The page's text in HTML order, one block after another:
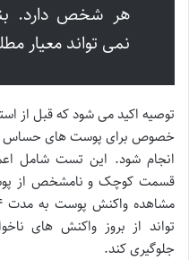
هر شخص دارد.
نمی تواند معیار
توصیه اکید می شود که قبل از
خصوص برای پوست های حساس
انجام شود. این تست شامل
قسمت کوچک و نامشخص از
تواند از بروز واکنش های
جلوگیری کند.